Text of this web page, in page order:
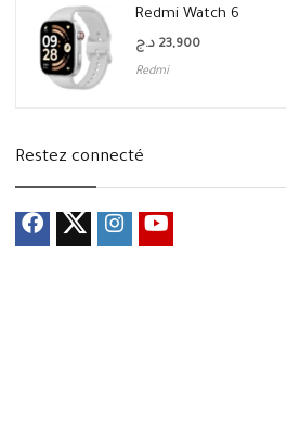
Redmi Watch 6
23,900 د.ج
Redmi
Restez connecté